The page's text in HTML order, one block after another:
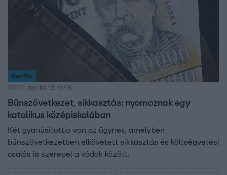
a celeb ellen folyó, sikkasztás miatt indult eljárást.
Belföld
2024. április 13. 9:48
Bűnszövetkezet, sikkasztás: nyomoznak egy
katolikus középiskolában
Két gyanúsítottja van az ügynek, amelyben
bűnszövetkezetben elkövetett sikkasztás és költségvetési
csalás is szerepel a vádak között.